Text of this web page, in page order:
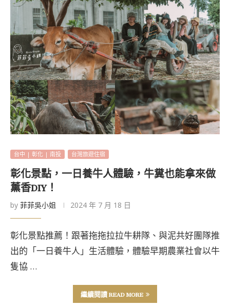
台中 | 彰化 | 南投 台灣旅遊住宿
彰化景點，一日養牛人體驗，牛糞也能拿來做
薰香DIY！
by 菲菲吳小姐 2024 年 7 月 18 日
彰化景點推薦！跟著拖拖拉拉牛耕隊、與泥共好團隊推
出的「一日養牛人」生活體驗，體驗早期農業社會以牛
隻協 …
繼續閱讀 READ MORE